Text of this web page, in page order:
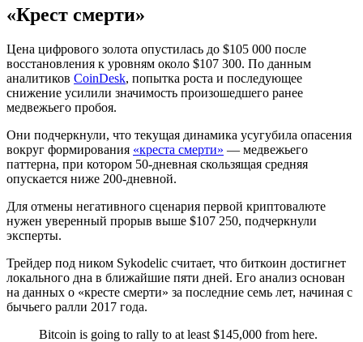
«Крест смерти»
Цена цифрового золота опустилась до $105 000 после
восстановления к уровням около $107 300. По данным
аналитиков CoinDesk, попытка роста и последующее
снижение усилили значимость произошедшего ранее
медвежьего пробоя.
Они подчеркнули, что текущая динамика усугубила опасения
вокруг формирования «креста смерти» — медвежьего
паттерна, при котором 50-дневная скользящая средняя
опускается ниже 200-дневной.
Для отмены негативного сценария первой криптовалюте
нужен уверенный прорыв выше $107 250, подчеркнули
эксперты.
Трейдер под ником Sykodelic считает, что биткоин достигнет
локального дна в ближайшие пяти дней. Его анализ основан
на данных о «кресте смерти» за последние семь лет, начиная с
бычьего ралли 2017 года.
Bitcoin is going to rally to at least $145,000 from here.